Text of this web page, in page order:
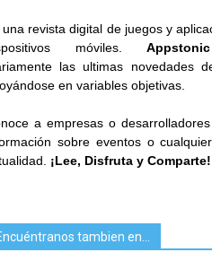
una revista digital de juegos y
móviles.Appstonic
las ultimas novedades
en variables objetivas.
a empresas o
sobre eventos o
¡Lee, Disfruta y Comparte!
tambien en…